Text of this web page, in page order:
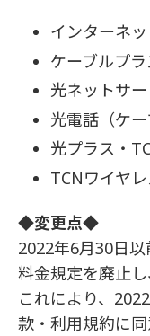
インターネ
ケーブルプ
光ネットサ
光電話（ケ
光プラス・
TCNワイヤ
◆変更点◆
2022年6月30日
料金規定を廃止
これにより、
款・利用規約に